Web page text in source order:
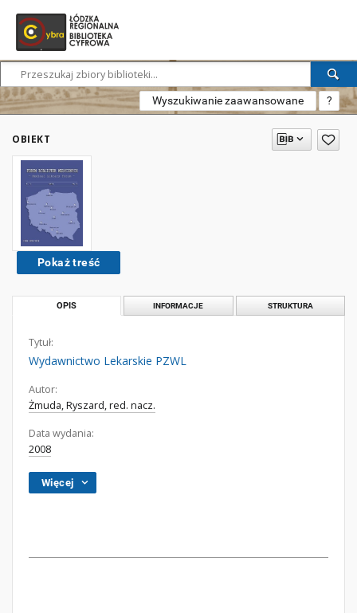
Wyszukiwanie zaawansowane ?
OBIEKT
Pokaż treść
OPIS INFORMACJE STRUKTURA
Tytuł:
Wydawnictwo Lekarskie PZWL
Autor:
Żmuda, Ryszard, red. nacz.
Data wydania:
2008
Więcej